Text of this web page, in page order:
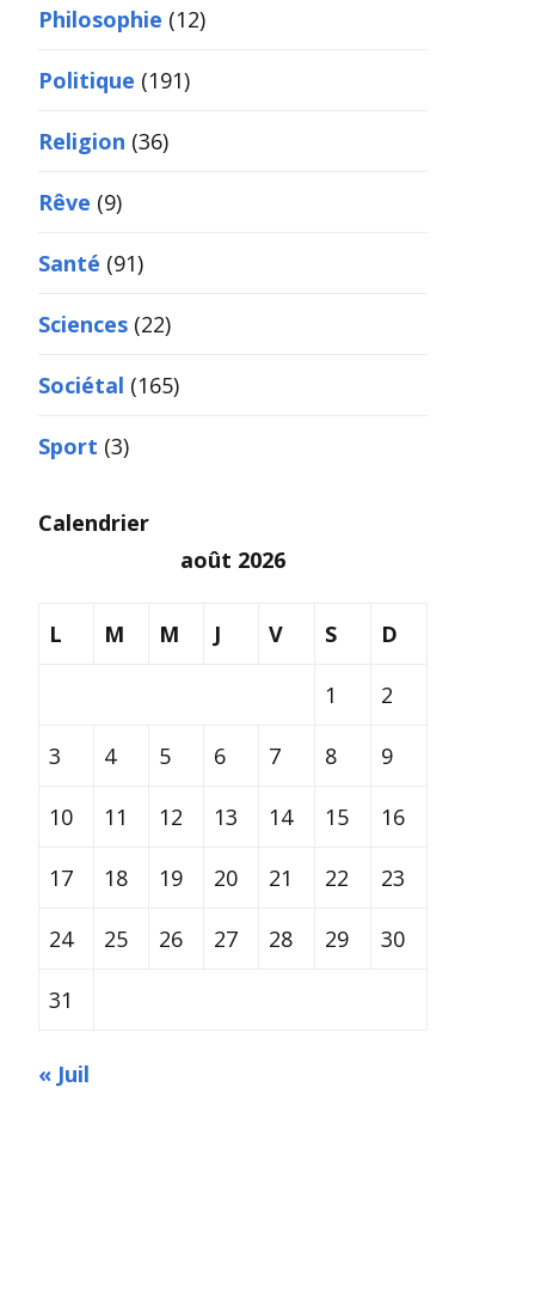
Philosophie (12)
Politique (191)
Religion (36)
Rêve (9)
Santé (91)
Sciences (22)
Sociétal (165)
Sport (3)
Calendrier
août 2026
L M M J V S D
1 2
3 4 5 6 7 8 9
10 11 12 13 14 15 16
17 18 19 20 21 22 23
24 25 26 27 28 29 30
31
« Juil